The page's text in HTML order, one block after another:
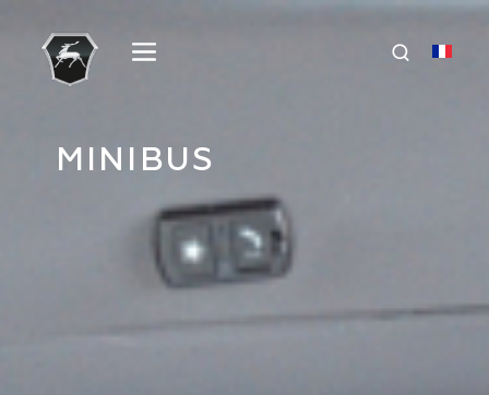
MINIBUS